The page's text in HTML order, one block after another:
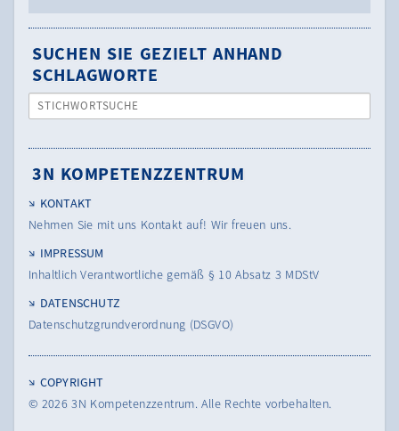
SUCHEN SIE GEZIELT ANHAND
SCHLAGWORTE
STICHWORTSUCHE
3N KOMPETENZZENTRUM
KONTAKT
Nehmen Sie mit uns Kontakt auf! Wir freuen uns.
IMPRESSUM
Inhaltlich Verantwortliche gemäß § 10 Absatz 3 MDStV
DATENSCHUTZ
Datenschutzgrundverordnung (DSGVO)
COPYRIGHT
© 20263N Kompetenzzentrum. Alle Rechte vorbehalten.